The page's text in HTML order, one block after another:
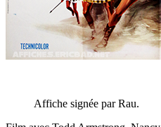
Affiche signée par Rau.